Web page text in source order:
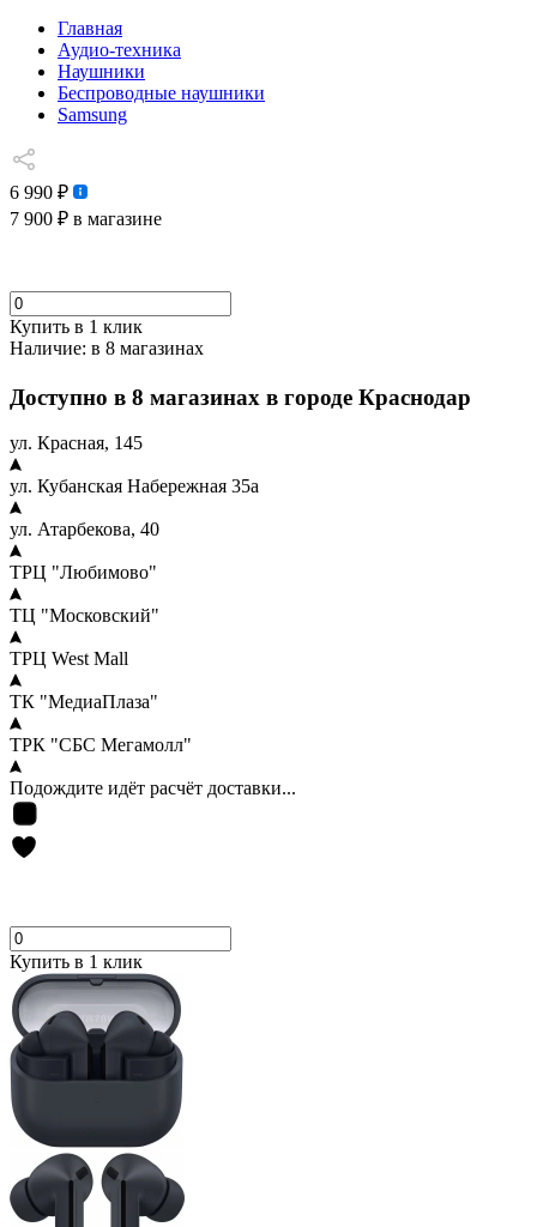
Главная
Аудио-техника
Наушники
Беспроводные наушники
Samsung
6 990 ₽
7 900 ₽ в магазине
Купить в 1 клик
Наличие: в 8 магазинах
Доступно в 8 магазинах в городе Краснодар
ул. Красная, 145
ул. Кубанская Набережная 35а
ул. Атарбекова, 40
ТРЦ "Любимово"
ТЦ "Московский"
ТРЦ West Mall
ТК "МедиаПлаза"
ТРК "СБС Мегамолл"
Подождите идёт расчёт доставки...
Купить в 1 клик